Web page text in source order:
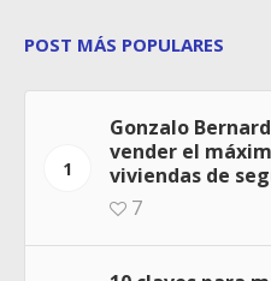
POST MÁS POPULARES
1
Gonzalo
vender el
viviendas de
7